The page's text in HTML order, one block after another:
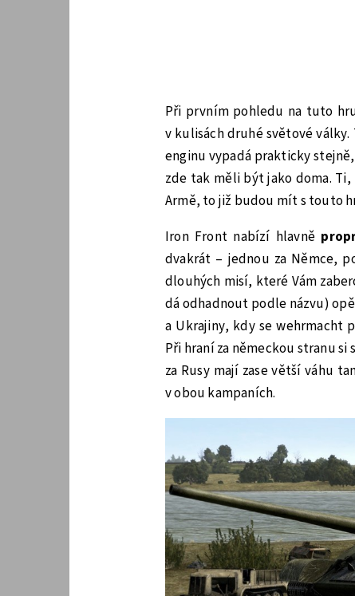
Při prvním pohledu na tuto
v kulisách druhé světové
enginu vypadá prakticky
zde tak měli být jako doma.
Armě, to již budou mít s touto
Iron Front nabízí hlavně
dvakrát – jednou za Němce,
dlouhých misí, které Vám
dá odhadnout podle názvu)
a Ukrajiny, kdy se wehrmacht
Při hraní za německou stranu
za Rusy mají zase větší váhu
v obou kampaních.